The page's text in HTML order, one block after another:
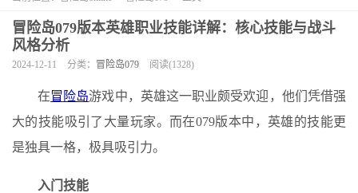
冒险岛079版本英雄职业技能详解：核心技能与战斗
风格分析
2024-12-11 分类： 冒险岛079 阅读(1328)
在冒险岛游戏中，英雄这一职业颇受欢迎，他们凭借强
大的技能吸引了大量玩家。而在079版本中，英雄的技能更
是独具一格，极具吸引力。
入门技能